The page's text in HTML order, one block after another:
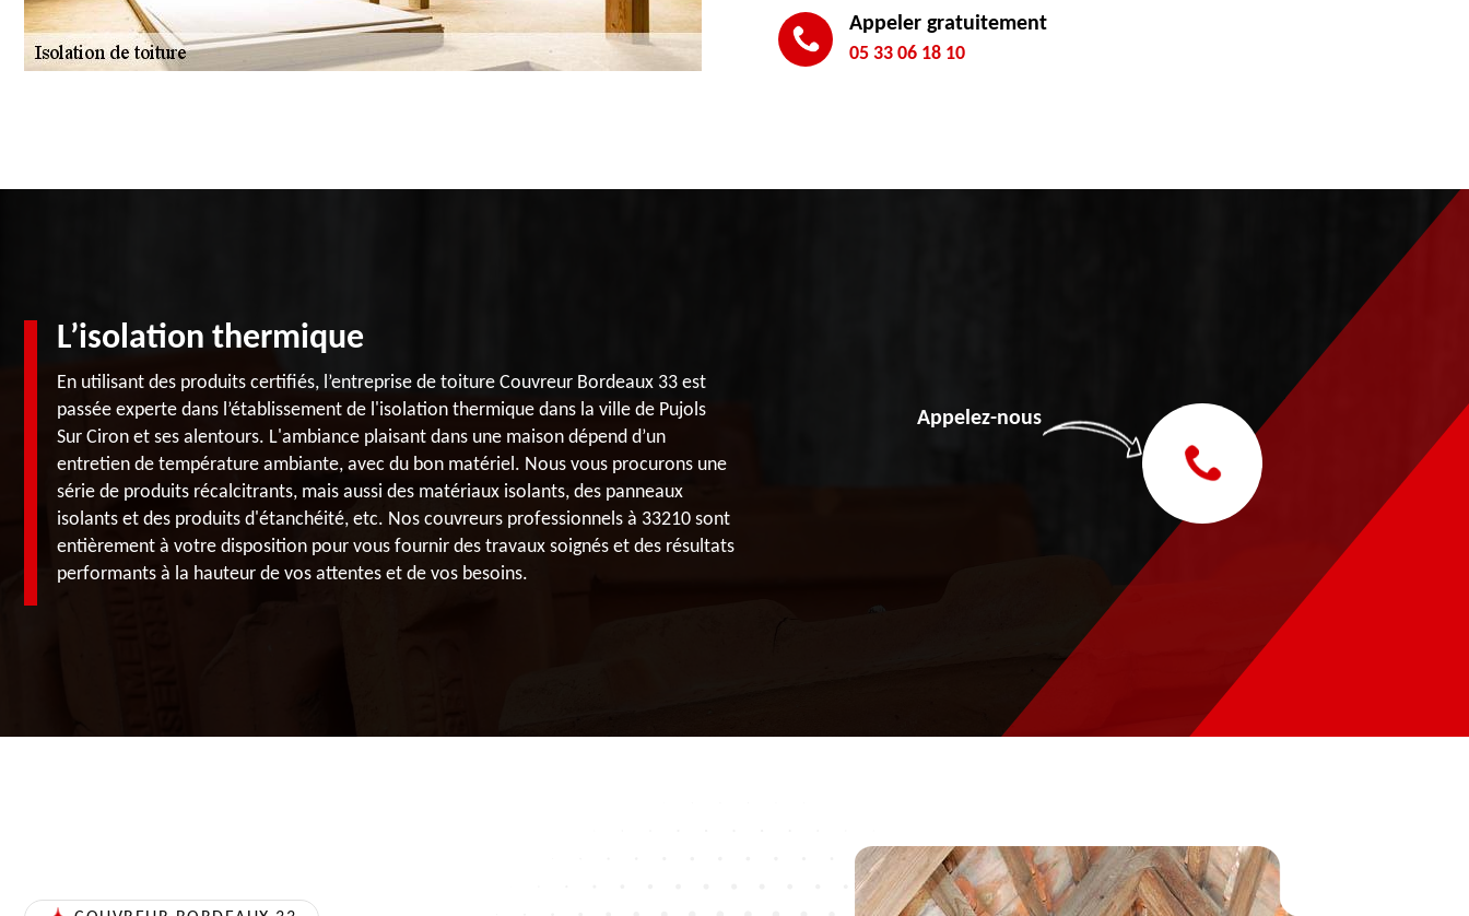
Appeler gratuitement
05 33 06 18 10
L’isolation thermique
En utilisant des produits certifiés, l’entreprise de toiture Couvreur Bordeaux 33 est
passée experte dans l’établissement de l'isolation thermique dans la ville de Pujols
Sur Ciron et ses alentours. L'ambiance plaisant dans une maison dépend d’un
entretien de température ambiante, avec du bon matériel. Nous vous procurons une
série de produits récalcitrants, mais aussi des matériaux isolants, des panneaux
isolants et des produits d'étanchéité, etc. Nos couvreurs professionnels à 33210 sont
entièrement à votre disposition pour vous fournir des travaux soignés et des résultats
performants à la hauteur de vos attentes et de vos besoins.
Appelez-nous